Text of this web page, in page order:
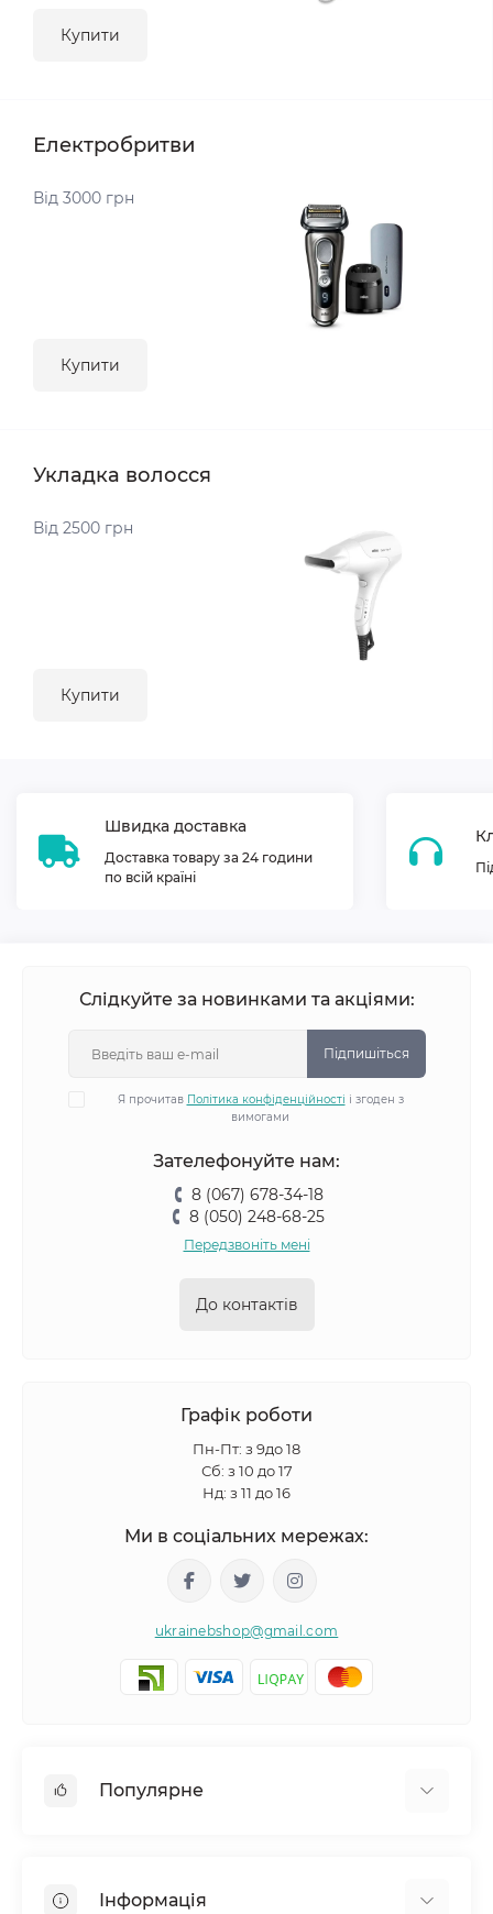
Купити
Електробритви
Від 3000 грн
Купити
Укладка волосся
Від 2500 грн
Купити
Швидка доставка
Доставка товару за 24 години
по всій країні
Слідкуйте за новинками та акціями:
Підпишіться
Я прочитав Політика конфіденційності і згоден з
вимогами
Зателефонуйте нам:
8 (067) 678-34-18
8 (050) 248-68-25
Передзвоніть мені
До контактів
Графік роботи
Пн-Пт: з 9до 18
Сб: з 10 до 17
Нд: з 11 до 16
Ми в соціальних мережах:
ukrainebshop@gmail.com
Популярне
Інформація